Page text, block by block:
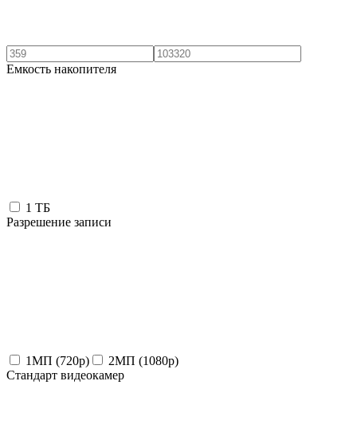
Емкость накопителя
1 ТБ
Разрешение записи
1МП (720p)
2МП (1080p)
Стандарт видеокамер